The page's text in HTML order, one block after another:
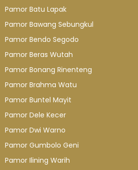
Pamor Batu Lapak
Pamor Bawang Sebungkul
Pamor Bendo Segodo
Pamor Beras Wutah
Pamor Bonang Rinenteng
Pamor Brahma Watu
Pamor Buntel Mayit
Pamor Dele Kecer
Pamor Dwi Warno
Pamor Gumbolo Geni
Pamor Ilining Warih